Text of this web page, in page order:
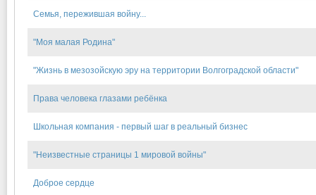
Семья, пережившая войну...
"Моя малая Родина"
"Жизнь в мезозойскую эру на территории Волгоградской области"
Права человека глазами ребёнка
Школьная компания - первый шаг в реальный бизнес
"Неизвестные страницы 1 мировой войны"
Доброе сердце